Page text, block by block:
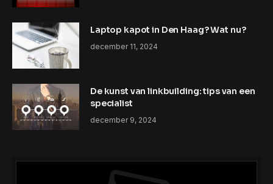
Laptop kapot in Den Haag? Wat nu?
december 11, 2024
De kunst van linkbuilding: tips van een
specialist
december 9, 2024